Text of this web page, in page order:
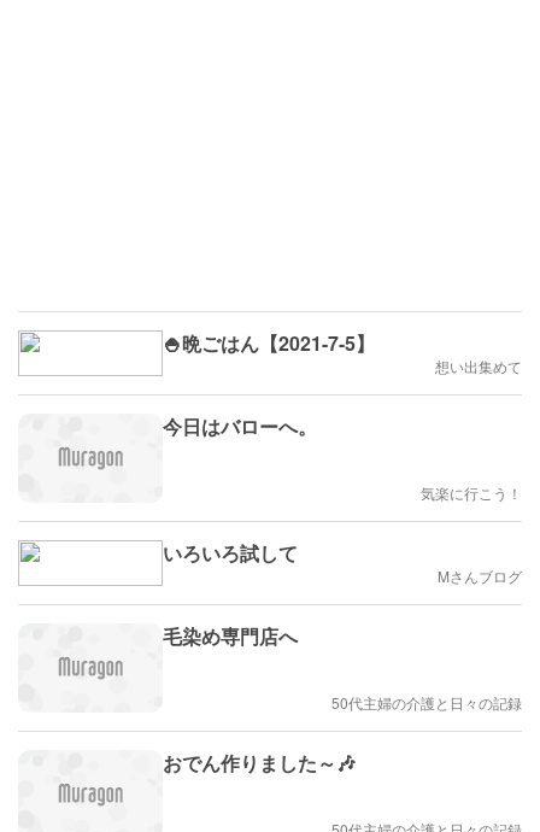
🍚晩ごはん【2021-7-5】
想い出集めて
今日はバローへ。
気楽に行こう！
いろいろ試して
Mさんブログ
毛染め専門店へ
50代主婦の介護と日々の記録
おでん作りました～🎶